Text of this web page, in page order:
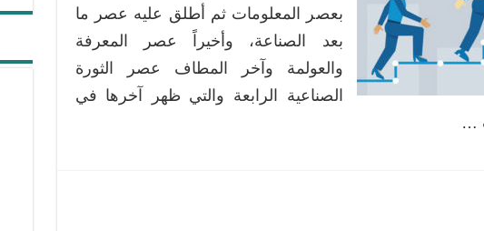
بعصر المعلومات ثم أطلق عليه عصر ما
بعد الصناعة، وأخيراً عصر المعرفة
والعولمة وآخر المطاف عصر الثورة
الصناعية الرابعة والتي ظهر آخرها في
…